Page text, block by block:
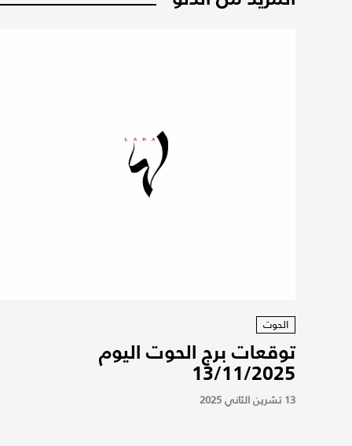
الحوت
توقعات برج الحوت اليوم
13/11/2025
13 تشرين الثاني 2025